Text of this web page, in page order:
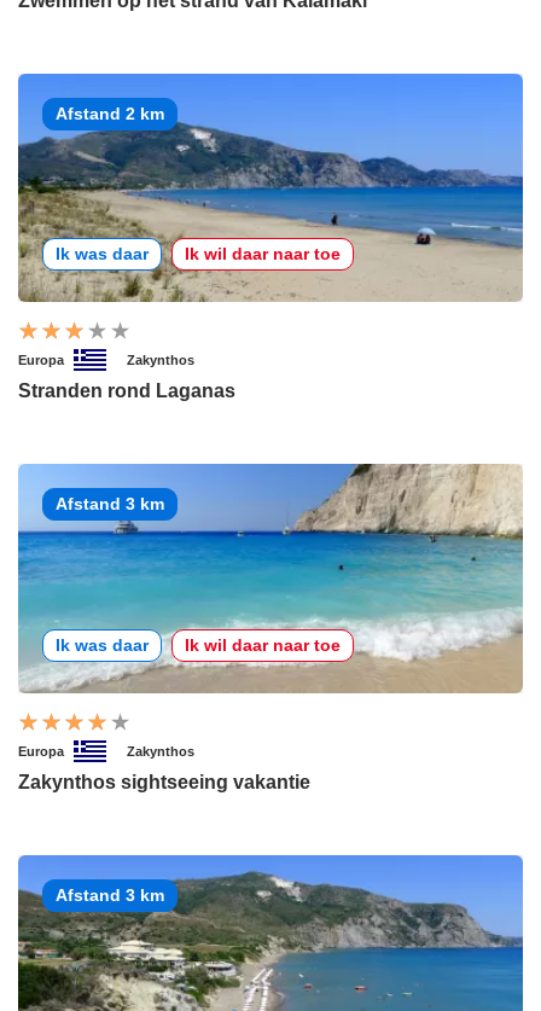
Afstand 2 km
Ik was daar Ik wil daar naar toe
Europa Zakynthos
Stranden rond Laganas
Afstand 3 km
Ik was daar Ik wil daar naar toe
Europa Zakynthos
Zakynthos sightseeing vakantie
Afstand 3 km